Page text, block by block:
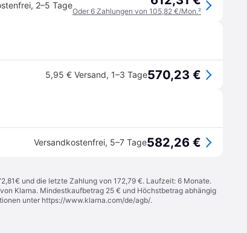
, 2–5 Tage
Oder 6 Zahlungen von 105,82 €/Mon.²
5,95 € Versand, 1–3 Tage570,23 €
Versandkostenfrei, 5–7 Tage582,26 €
und die letzte Zahlung von 172,79 €. Laufzeit: 6 Monate.
Klarna. Mindestkaufbetrag 25 € und Höchstbetrag abhängig
unter https://www.klarna.com/de/agb/.